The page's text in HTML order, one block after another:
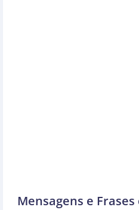
Mensagens e